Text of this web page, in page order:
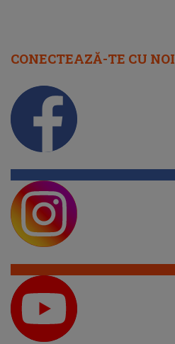
CONECTEAZĂ-TE CU NOI